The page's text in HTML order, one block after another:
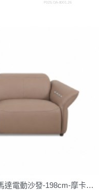
F025.OA-8001.26
【朵莉】全牛皮無段式頭枕雙馬達電動沙發-198cm-摩卡棕｜德新家具